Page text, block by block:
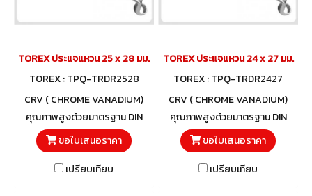
TOREX ประแจแหวน 25 x 28 มม.
TOREX : TPQ-TRDR2528
CRV ( CHROME VANADIUM)
คุณภาพสูงด้วยมาตรฐาน DIN
838 และวัสดุโครมวานาเดียม
ขอใบเสนอราคา
เปรียบเทียบ
TOREX ประแจแหวน 24 x 27 มม.
TOREX : TPQ-TRDR2427
CRV ( CHROME VANADIUM)
คุณภาพสูงด้วยมาตรฐาน DIN
838 และวัสดุโครมวานาเดียม
ขอใบเสนอราคา
เปรียบเทียบ